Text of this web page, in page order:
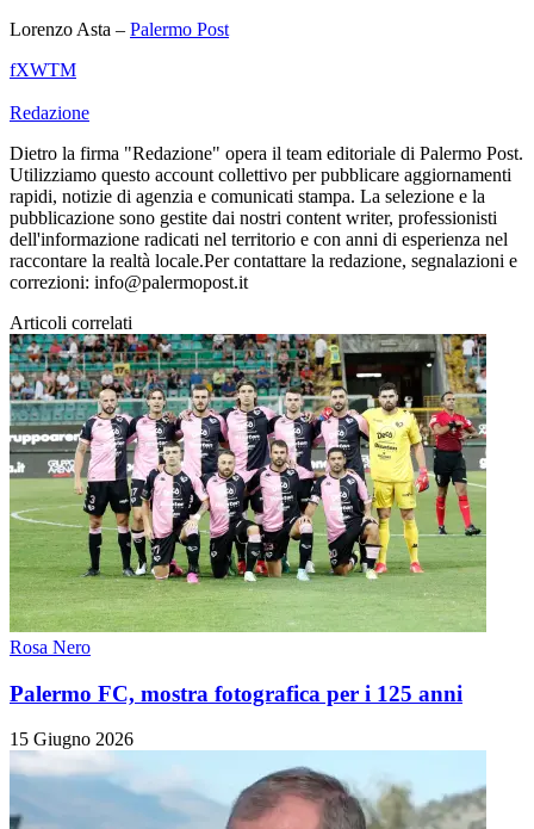
Lorenzo Asta – Palermo Post
fXWTM
Redazione
Dietro la firma "Redazione" opera il team editoriale di Palermo Post.
Utilizziamo questo account collettivo per pubblicare aggiornamenti
rapidi, notizie di agenzia e comunicati stampa. La selezione e la
pubblicazione sono gestite dai nostri content writer, professionisti
dell'informazione radicati nel territorio e con anni di esperienza nel
raccontare la realtà locale.Per contattare la redazione, segnalazioni e
correzioni: info@palermopost.it
Articoli correlati
Rosa Nero
Palermo FC, mostra fotografica per i 125 anni
15 Giugno 2026